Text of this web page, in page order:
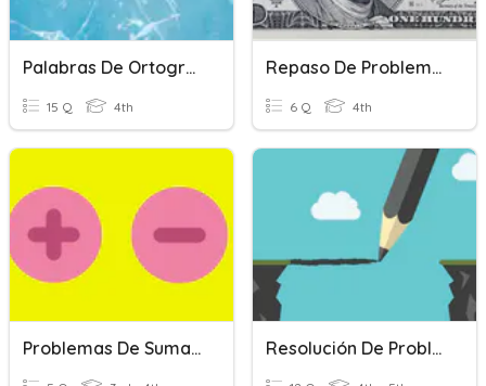
Palabras De Ortografia Escena Dos
15 Q 4th
Repaso De Problemas Con Suma Y Resta De Decimales
6 Q 4th
Problemas De Sumas Y Restas De Dos Pasos Resolución De Problemas